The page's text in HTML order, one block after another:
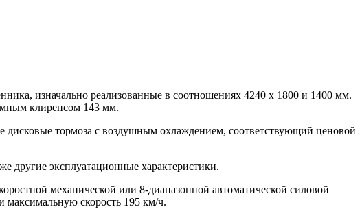
изначально реализованные в соотношениях 4240 x 1800 и 1400 мм.
клиренсом 143 мм.
дисковые тормоза с воздушным охлаждением, соответствующий ценовой
другие эксплуатационные характеристики.
механической или 8-диапазонной автоматической силовой
максимальную скорость 195 км/ч.